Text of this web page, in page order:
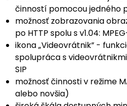
činností pomocou jedného
možnosť zobrazovania
po HTTP spolu s v1.04:
ikona „Videovrátnik” -
spolupráca s
SIP
možnosť činnosti v režime
alebo novšia)